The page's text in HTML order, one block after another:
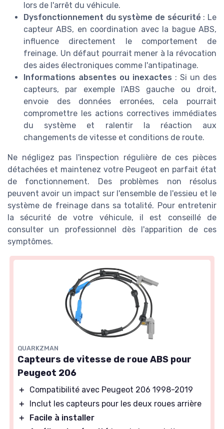
lors de l'arrêt du véhicule.
Dysfonctionnement du système de sécurité : Le
capteur ABS, en coordination avec la bague ABS,
influence directement le comportement de
freinage. Un défaut pourrait mener à la révocation
des aides électroniques comme l'antipatinage.
Informations absentes ou inexactes : Si un des
capteurs, par exemple l'ABS gauche ou droit,
envoie des données erronées, cela pourrait
compromettre les actions correctives immédiates
du système et ralentir la réaction aux
changements de vitesse et conditions de route.
Ne négligez pas l'inspection régulière de ces pièces
détachées et maintenez votre Peugeot en parfait état
de fonctionnement. Des problèmes non résolus
peuvent avoir un impact sur l'ensemble de l'essieu et le
système de freinage dans sa totalité. Pour entretenir
la sécurité de votre véhicule, il est conseillé de
consulter un professionnel dès l'apparition de ces
symptômes.
QUARKZMAN
Capteurs de vitesse de roue ABS pour
Peugeot 206
＋
Compatibilité avec Peugeot 206 1998-2019
＋
Inclut les capteurs pour les deux roues arrière
＋
Facile à installer